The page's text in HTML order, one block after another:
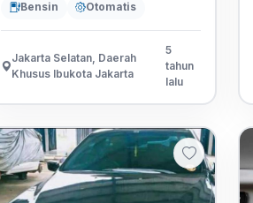
Bensin
Otomatis
Jakarta Selatan, Daerah
Khusus Ibukota Jakarta
5
tahun
lalu